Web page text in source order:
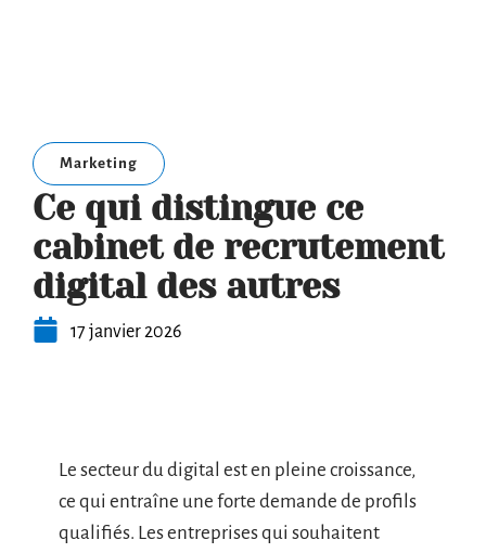
Marketing
Ce qui distingue ce
cabinet de recrutement
digital des autres
17 janvier 2026
Le secteur du digital est en pleine croissance,
ce qui entraîne une forte demande de profils
qualifiés. Les entreprises qui souhaitent